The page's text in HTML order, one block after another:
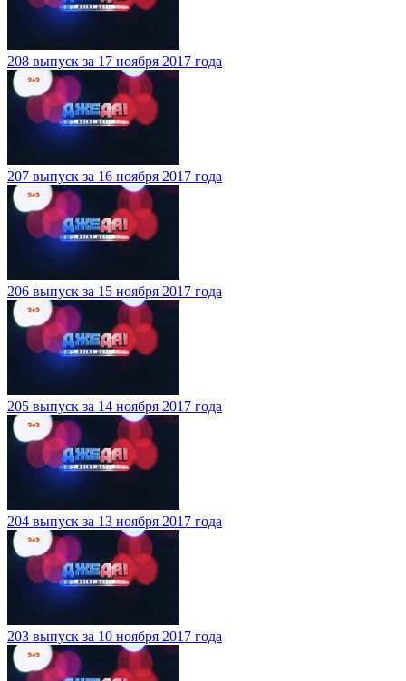
208 выпуск за 17 ноября 2017 года
207 выпуск за 16 ноября 2017 года
206 выпуск за 15 ноября 2017 года
205 выпуск за 14 ноября 2017 года
204 выпуск за 13 ноября 2017 года
203 выпуск за 10 ноября 2017 года